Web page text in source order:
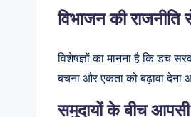
विभाजन की राजनीति
विशेषज्ञों का मानना है कि डच
बचना और एकता को बढ़ावा देना
समुदायों के बीच